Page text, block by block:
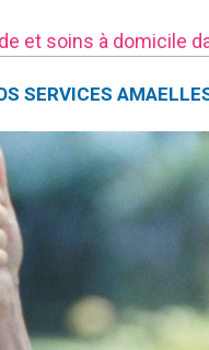
et soins à domicile
SERVICES